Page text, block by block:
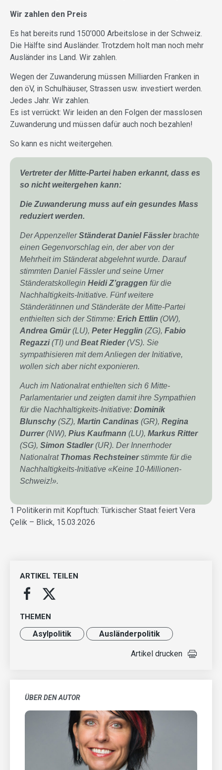
Wir zahlen den Preis
Es hat bereits rund 150’000 Arbeitslose in der Schweiz.
Die Hälfte sind Ausländer. Trotzdem holt man noch mehr
Ausländer ins Land. Wir zahlen.
Wegen der Zuwanderung müssen Milliarden Franken in
den öV, in Schulhäuser, Strassen usw. investiert werden.
Jedes Jahr. Wir zahlen.
Es ist verrückt: Wir leiden an den Folgen der masslosen
Zuwanderung und müssen dafür auch noch bezahlen!
So kann es nicht weitergehen.
Vertreter der Mitte-Partei haben erkannt, dass es
so nicht weitergehen kann:
Die Zuwanderung muss auf ein gesundes Mass
reduziert werden.
Der AppenzellerStänderat Daniel Fässlerbrachte
einen Gegenvorschlag ein, der aber von der
Mehrheit im Ständerat abgelehnt wurde. Darauf
stimmten Daniel Fässler und seine Urner
Ständeratskollegin Heidi Z’graggen für die
Nachhaltigkeits-Initiative. Fünf weitere
Ständerätinnen und Ständeräte der Mitte-Partei
enthielten sich der Stimme: Erich Ettlin (OW),
Andrea Gmür(LU), Peter Hegglin (ZG), Fabio
Regazzi(TI) undBeat Rieder(VS). Sie
sympathisieren mit dem Anliegen der Initiative,
wollen sich aber nicht exponieren.
Auch im Nationalrat enthielten sich 6 Mitte-
Parlamentarier und zeigten damit ihre Sympathien
für die Nachhaltigkeits-Initiative: Dominik
Blunschy(SZ), Martin Candinas (GR), Regina
Durrer(NW), Pius Kaufmann (LU), Markus Ritter
(SG), Simon Stadler(UR). Der Innerrhoder
Nationalrat Thomas Rechsteinerstimmte für die
Nachhaltigkeits-Initiative «Keine 10-Millionen-
Schweiz!».
1 Politikerin mit Kopftuch: Türkischer Staat feiert Vera
Çelik – Blick, 15.03.2026
ARTIKEL TEILEN
THEMEN
Asylpolitik Ausländer­politik
Artikel drucken
ÜBER DEN AUTOR